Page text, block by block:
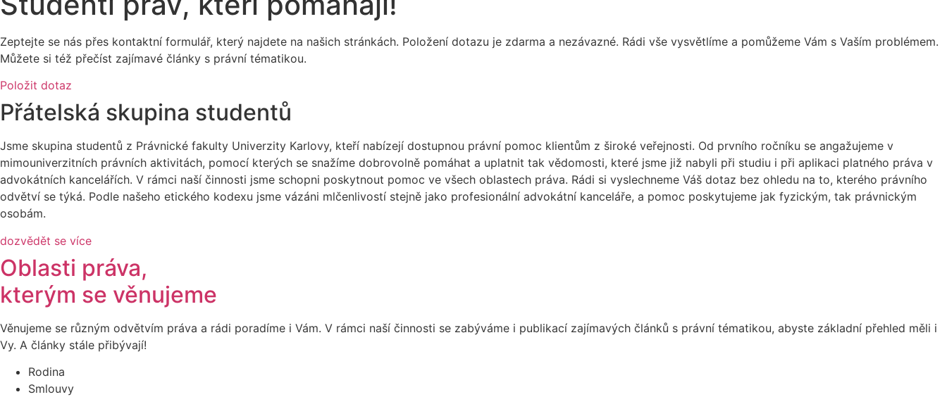
Zeptejte se nás přes kontaktní formulář, který najdete na našich stránkách. Položení dotazu je zdarma a nezávazné. Rádi vše vysvětlíme a pomůžeme Vám s Vaším problémem.
Můžete si též přečíst zajímavé články s právní tématikou.
Položit dotaz
Přátelská skupina studentů
Jsme skupina studentů z Právnické fakulty Univerzity Karlovy, kteří nabízejí dostupnou právní pomoc klientům z široké veřejnosti. Od prvního ročníku se angažujeme v
mimouniverzitních právních aktivitách, pomocí kterých se snažíme dobrovolně pomáhat a uplatnit tak vědomosti, které jsme již nabyli při studiu i při aplikaci platného práva v
advokátních kancelářích. V rámci naší činnosti jsme schopni poskytnout pomoc ve všech oblastech práva. Rádi si vyslechneme Váš dotaz bez ohledu na to, kterého právního
odvětví se týká. Podle našeho etického kodexu jsme vázáni mlčenlivostí stejně jako profesionální advokátní kanceláře, a pomoc poskytujeme jak fyzickým, tak právnickým
osobám.
dozvědět se více
Oblasti práva,
kterým se věnujeme
Věnujeme se různým odvětvím práva a rádi poradíme i Vám. V rámci naší činnosti se zabýváme i publikací zajímavých článků s právní tématikou, abyste základní přehled měli i
Vy. A články stále přibývají!
Rodina
Smlouvy